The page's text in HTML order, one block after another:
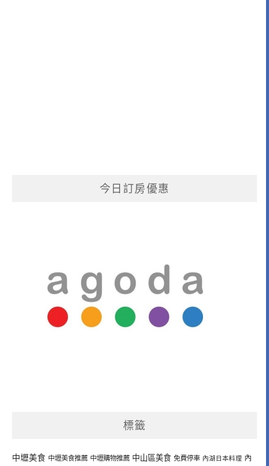
今日訂房優惠
標籤
中壢美食 中壢美食推薦 中壢購物推薦 中山區美食 免費停車 內湖日本料理 內